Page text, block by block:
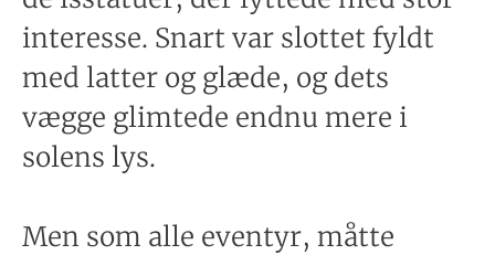
interesse. Snart var slottet fyldt
med latter og glæde, og dets
vægge glimtede endnu mere i
solens lys.
Men som alle eventyr, måtte